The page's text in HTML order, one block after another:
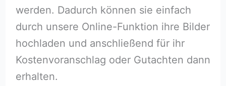
werden. Dadurch können sie einfach
durch unsere Online-Funktion ihre Bilder
hochladen und anschließend für ihr
Kostenvoranschlag oder Gutachten dann
erhalten.